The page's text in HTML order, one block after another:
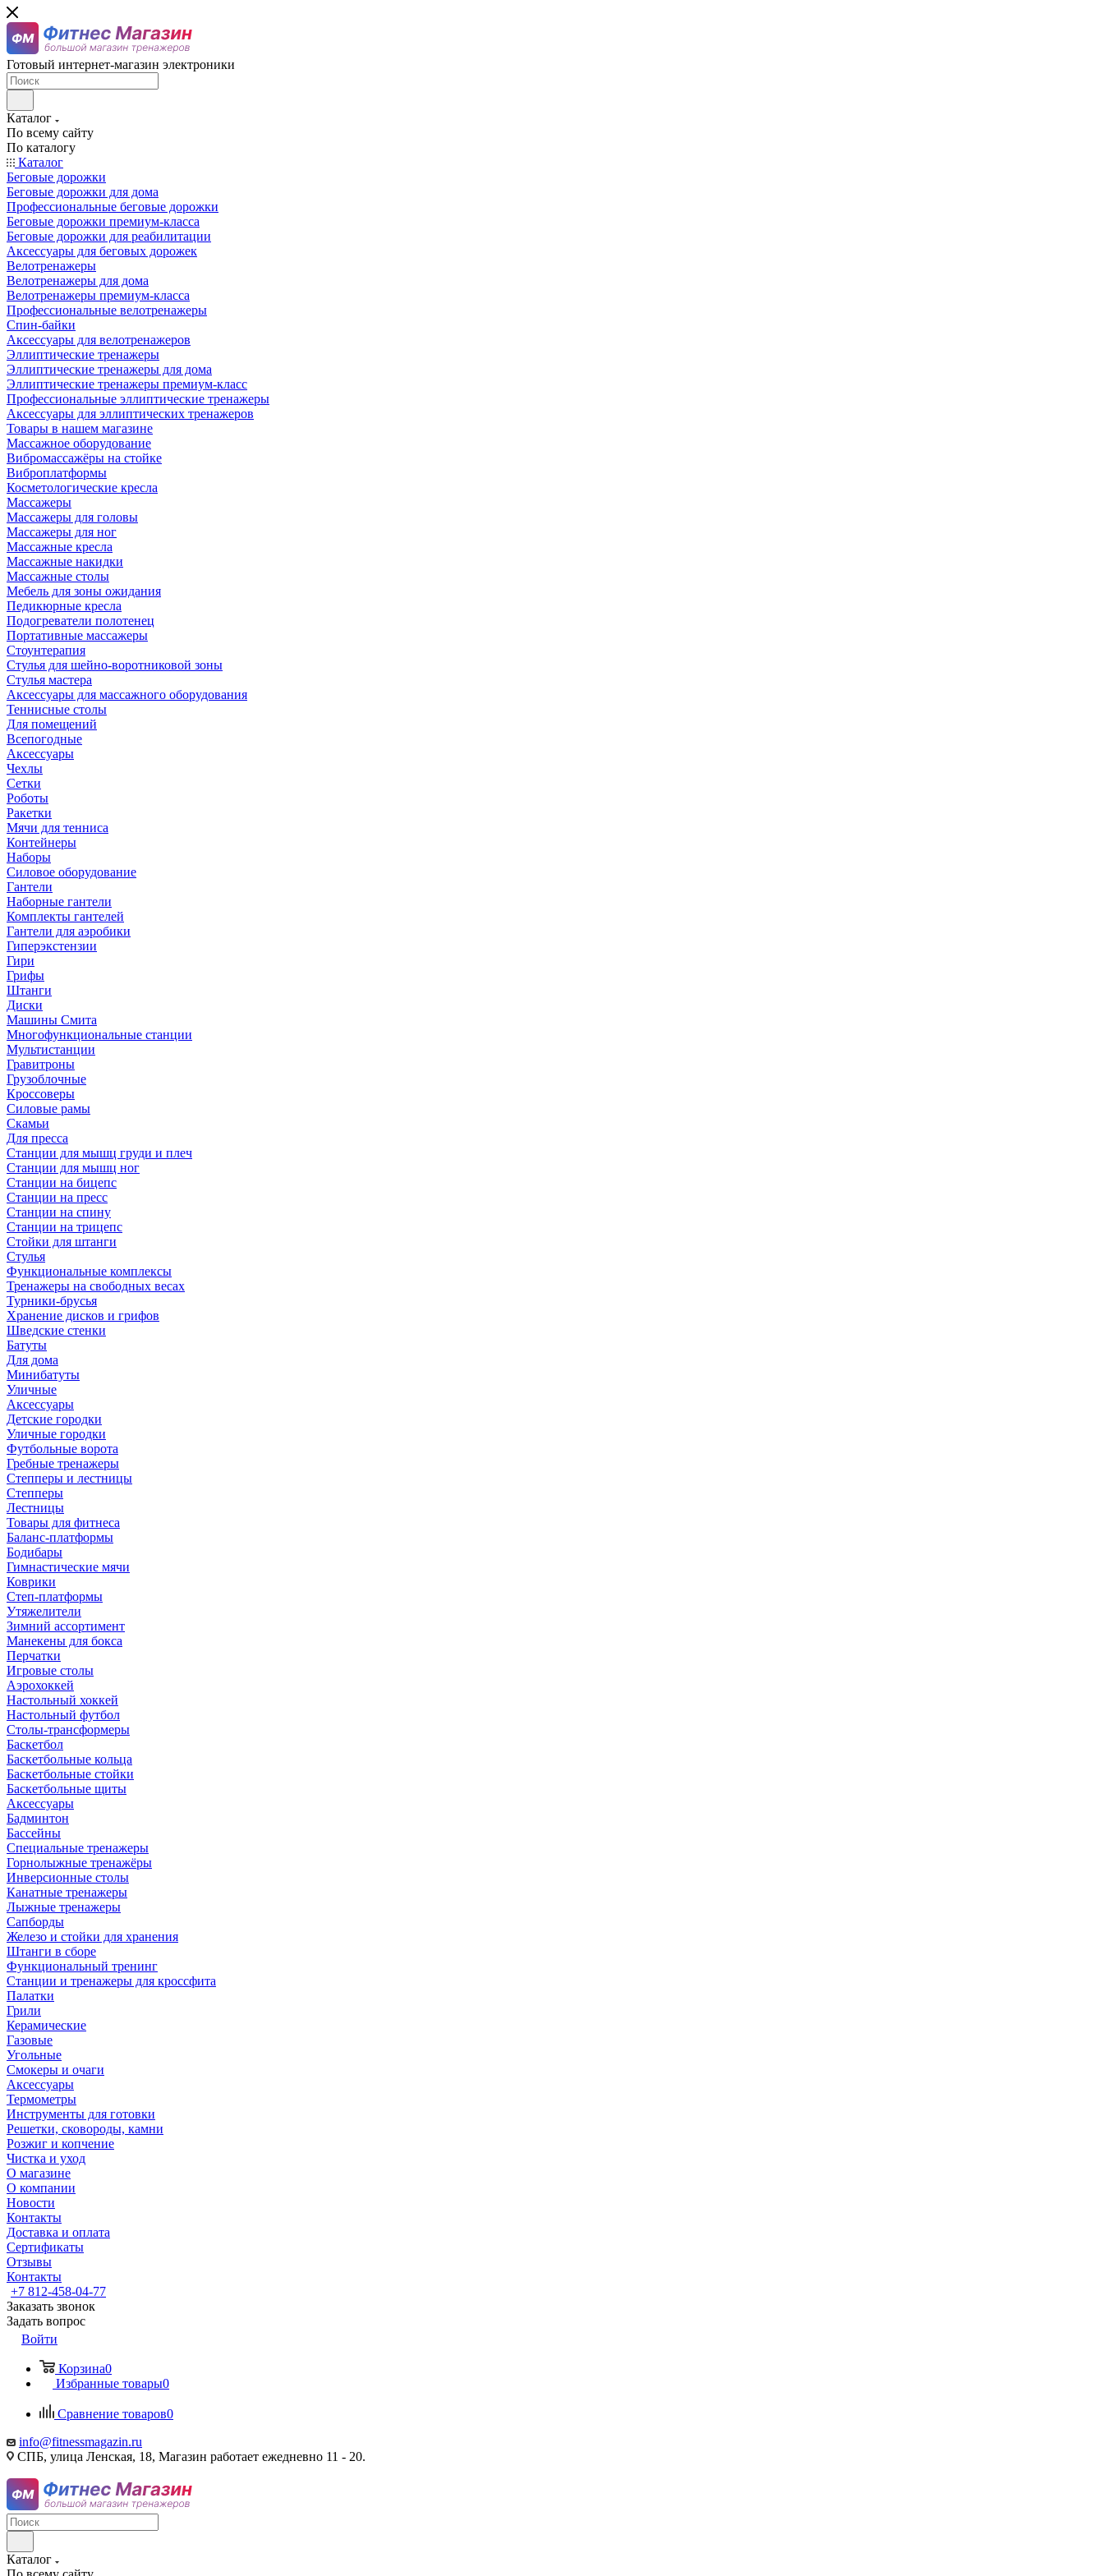
Готовый интернет-магазин электроники
Каталог
По всему сайту
По каталогу
Каталог
Беговые дорожки
Беговые дорожки для дома
Профессиональные беговые дорожки
Беговые дорожки премиум-класса
Беговые дорожки для реабилитации
Аксессуары для беговых дорожек
Велотренажеры
Велотренажеры для дома
Велотренажеры премиум-класса
Профессиональные велотренажеры
Спин-байки
Аксессуары для велотренажеров
Эллиптические тренажеры
Эллиптические тренажеры для дома
Эллиптические тренажеры премиум-класс
Профессиональные эллиптические тренажеры
Аксессуары для эллиптических тренажеров
Товары в нашем магазине
Массажное оборудование
Вибромассажёры на стойке
Виброплатформы
Косметологические кресла
Массажеры
Массажеры для головы
Массажеры для ног
Массажные кресла
Массажные накидки
Массажные столы
Мебель для зоны ожидания
Педикюрные кресла
Подогреватели полотенец
Портативные массажеры
Стоунтерапия
Стулья для шейно-воротниковой зоны
Стулья мастера
Аксессуары для массажного оборудования
Теннисные столы
Для помещений
Всепогодные
Аксессуары
Чехлы
Сетки
Роботы
Ракетки
Мячи для тенниса
Контейнеры
Наборы
Силовое оборудование
Гантели
Наборные гантели
Комплекты гантелей
Гантели для аэробики
Гиперэкстензии
Гири
Грифы
Штанги
Диски
Машины Смита
Многофункциональные станции
Мультистанции
Гравитроны
Грузоблочные
Кроссоверы
Силовые рамы
Скамьи
Для пресса
Станции для мышц груди и плеч
Станции для мышц ног
Станции на бицепс
Станции на пресс
Станции на спину
Станции на трицепс
Стойки для штанги
Стулья
Функциональные комплексы
Тренажеры на свободных весах
Турники-брусья
Хранение дисков и грифов
Шведские стенки
Батуты
Для дома
Минибатуты
Уличные
Аксессуары
Детские городки
Уличные городки
Футбольные ворота
Гребные тренажеры
Степперы и лестницы
Степперы
Лестницы
Товары для фитнеса
Баланс-платформы
Бодибары
Гимнастические мячи
Коврики
Степ-платформы
Утяжелители
Зимний ассортимент
Манекены для бокса
Перчатки
Игровые столы
Аэрохоккей
Настольный хоккей
Настольный футбол
Столы-трансформеры
Баскетбол
Баскетбольные кольца
Баскетбольные стойки
Баскетбольные щиты
Аксессуары
Бадминтон
Бассейны
Специальные тренажеры
Горнолыжные тренажёры
Инверсионные столы
Канатные тренажеры
Лыжные тренажеры
Сапборды
Железо и стойки для хранения
Штанги в сборе
Функциональный тренинг
Станции и тренажеры для кроссфита
Палатки
Грили
Керамические
Газовые
Угольные
Смокеры и очаги
Аксессуары
Термометры
Инструменты для готовки
Решетки, сковороды, камни
Розжиг и копчение
Чистка и уход
О магазине
О компании
Новости
Контакты
Доставка и оплата
Сертификаты
Отзывы
Контакты
+7 812-458-04-77
Заказать звонок
Задать вопрос
Войти
Корзина0
Избранные товары0
Сравнение товаров0
info@fitnessmagazin.ru
СПБ, улица Ленская, 18, Магазин работает ежедневно 11 - 20.
Каталог